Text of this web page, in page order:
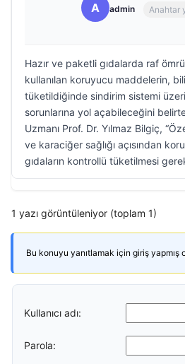
A admin Anahtar
Hazır ve paketli gıdalarda raf
kullanılan koruyucu maddelerin,
tüketildiğinde sindirim sistemi
sorunlarına yol açabileceğini
Uzmanı Prof. Dr. Yılmaz Bilgiç,
ve karaciğer sağlığı açısından
gıdaların kontrollü tüketilmesi
1 yazı görüntüleniyor (toplam 1)
Bu konuyu yanıtlamak için giriş yapmış
Kullanıcı adı:
Parola: